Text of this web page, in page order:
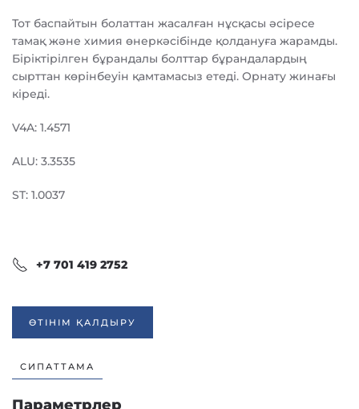
Тот баспайтын болаттан жасалған нұсқасы әсіресе
тамақ және химия өнеркәсібінде қолдануға жарамды.
Біріктірілген бұрандалы болттар бұрандалардың
сырттан көрінбеуін қамтамасыз етеді. Орнату жинағы
кіреді.
V4A: 1.4571
ALU: 3.3535
ST: 1.0037
+7 701 419 2752
ӨТІНІМ ҚАЛДЫРУ
СИПАТТАМА
Параметрлер